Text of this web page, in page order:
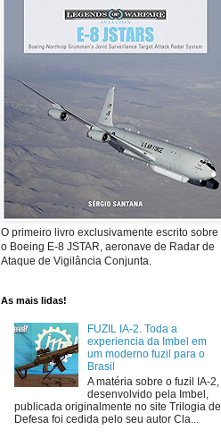
O primeiro livro exclusivamente escrito sobre
o Boeing E-8 JSTAR, aeronave de Radar de
Ataque de Vigilância Conjunta.
As mais lidas!
FUZIL IA-2. Toda a
experiencia da Imbel em
um moderno fuzil para o
Brasil
A matéria sobre o fuzil IA-2,
desenvolvido pela Imbel,
publicada originalmente no site Trilogia de
Defesa foi cedida pelo seu autor Cla...